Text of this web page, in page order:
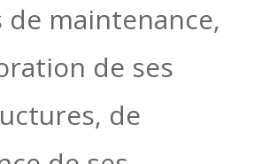
de maintenance,
de ses
de